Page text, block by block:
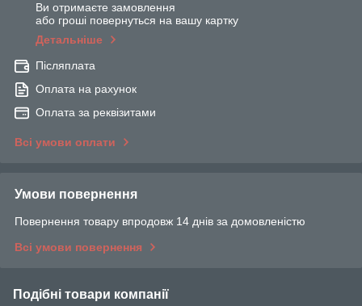
Ви отримаєте замовлення
або гроші повернуться на вашу картку
Детальніше
Післяплата
Оплата на рахунок
Оплата за реквізитами
Всі умови оплати
Умови повернення
Повернення товару впродовж 14 днів за домовленістю
Всі умови повернення
Подібні товари компанії